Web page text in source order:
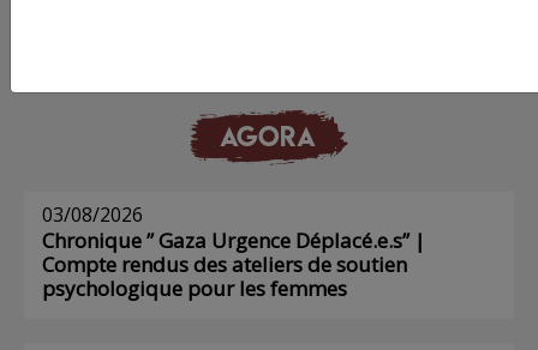
AGORA
03/08/2026
Chronique ” Gaza Urgence Déplacé.e.s” |
Compte rendus des ateliers de soutien
psychologique pour les femmes